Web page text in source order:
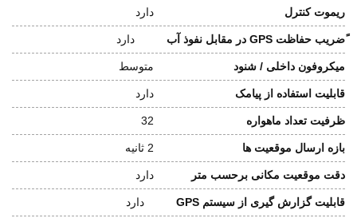
ریموت کنترل دارد
ًضریب حفاظت GPS در مقابل نفوذ آب دارد
میکروفون داخلی / شنود متوسط
قابلیت استفاده از پیامک دارد
ظرفیت تعداد ماهواره 32
بازه ارسال موقعیت ها 2 ثانیه
دقت موقعیت مکانی برحسب متر دارد
قابلیت گزارش گیری از سیستم GPS دارد